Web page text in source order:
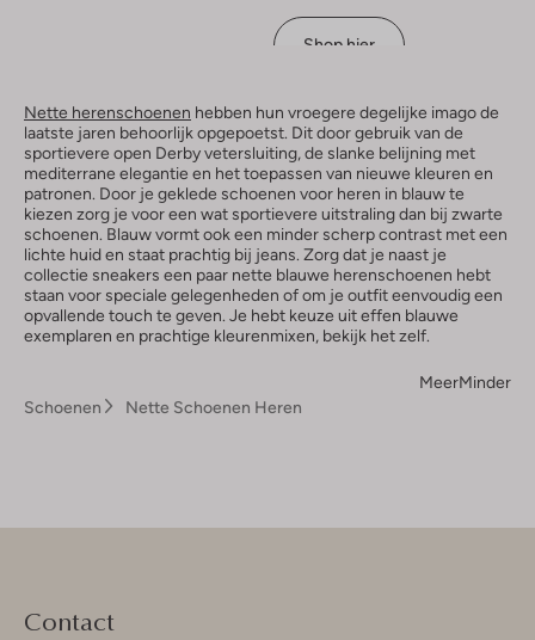
Shop hier
Nette herenschoenen hebben hun vroegere degelijke imago de
laatste jaren behoorlijk opgepoetst. Dit door gebruik van de
sportievere open Derby vetersluiting, de slanke belijning met
mediterrane elegantie en het toepassen van nieuwe kleuren en
patronen. Door je geklede schoenen voor heren in blauw te
kiezen zorg je voor een wat sportievere uitstraling dan bij zwarte
schoenen. Blauw vormt ook een minder scherp contrast met een
lichte huid en staat prachtig bij jeans. Zorg dat je naast je
collectie sneakers een paar nette blauwe herenschoenen hebt
staan voor speciale gelegenheden of om je outfit eenvoudig een
opvallende touch te geven. Je hebt keuze uit effen blauwe
exemplaren en prachtige kleurenmixen, bekijk het zelf.
MeerMinder
Schoenen
Nette Schoenen Heren
Contact